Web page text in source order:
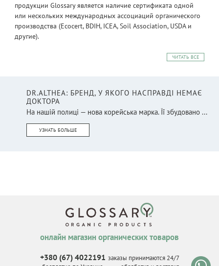
продукции Glossary является наличие сертификата одной
или нескольких международных ассоциаций органического
производства (Ecocert, BDIH, ICEA, Soil Association, USDA и
другие).
ЧИТАТЬ ВСЕ
DR.ALTHEA: БРЕНД, У ЯКОГО НАСПРАВДІ НЕМАЄ
ДОКТОРА
На нашій полиці — нова корейська марка. Її збудовано ...
УЗНАТЬ БОЛЬШЕ
онлайн магазин органических товаров
+380 (67) 4022191 заказы принимаются 24/7